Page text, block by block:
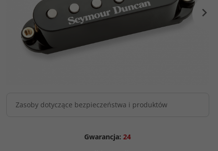
Zasoby dotyczące bezpieczeństwa i produktów
Gwarancja: 24